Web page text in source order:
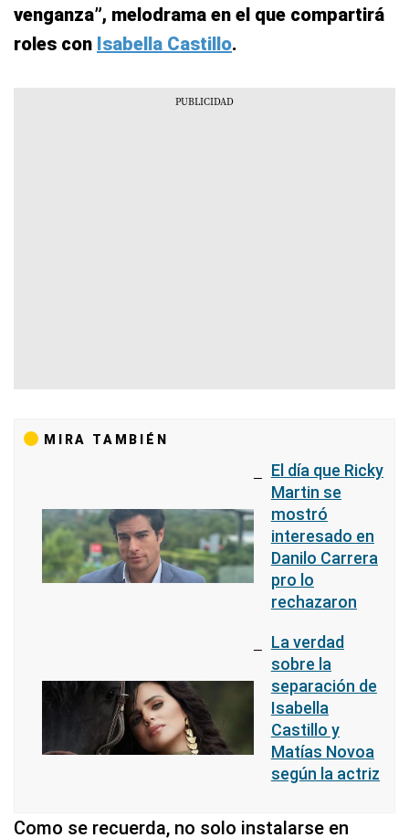
venganza”, melodrama en el que compartirá
roles con Isabella Castillo.
MIRA TAMBIÉN
El día que Ricky
Martin se
mostró
interesado en
Danilo Carrera
pro lo
rechazaron
La verdad
sobre la
separación de
Isabella
Castillo y
Matías Novoa
según la actriz
Como se recuerda, no solo instalarse en